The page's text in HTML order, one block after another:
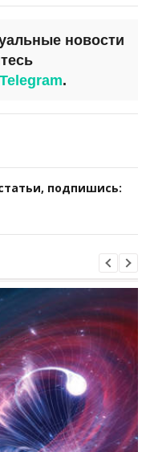
новости
Telegram.
подпишись: